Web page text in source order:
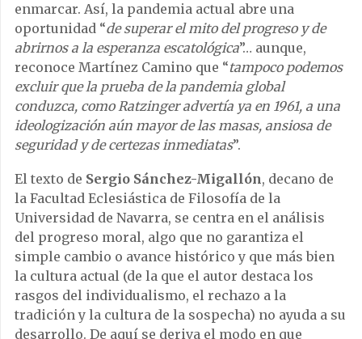
enmarcar. Así, la pandemia actual abre una
oportunidad “de superar el mito del progreso y de
abrirnos a la esperanza escatológica”… aunque,
reconoce Martínez Camino que “tampoco podemos
excluir que la prueba de la pandemia global
conduzca, como Ratzinger advertía ya en 1961, a una
ideologización aún mayor de las masas, ansiosa de
seguridad y de certezas inmediatas”.
El texto de Sergio Sánchez-Migallón, decano de
la Facultad Eclesiástica de Filosofía de la
Universidad de Navarra, se centra en el análisis
del progreso moral, algo que no garantiza el
simple cambio o avance histórico y que más bien
la cultura actual (de la que el autor destaca los
rasgos del individualismo, el rechazo a la
tradición y la cultura de la sospecha) no ayuda a su
desarrollo. De aquí se deriva el modo en que